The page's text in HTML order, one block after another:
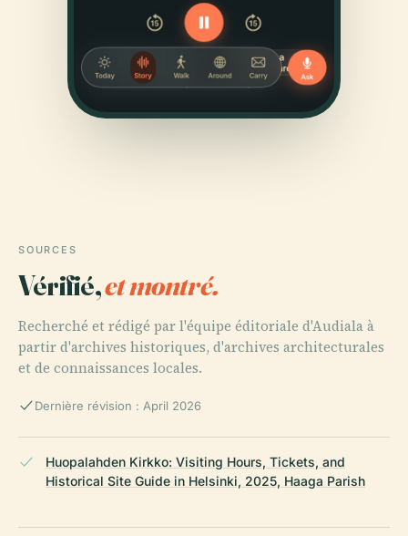
SOURCES
Vérifié,et montré.
Recherché et rédigé par l'équipe éditoriale d'Audiala à
partir d'archives historiques, d'archives architecturales
et de connaissances locales.
Dernière révision : April 2026
Huopalahden Kirkko: Visiting Hours, Tickets, and
Historical Site Guide in Helsinki, 2025, Haaga Parish